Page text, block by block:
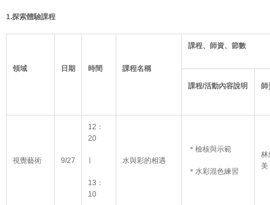
1.探索體驗課程
領域 日期 時間 課程名稱
課程、師資、節數
課程/活動內容說明 師
視覺藝術 9/27
12：
20
13：
10
水與彩的相遇
＊檢核與示範
＊水彩混色練習
林
美